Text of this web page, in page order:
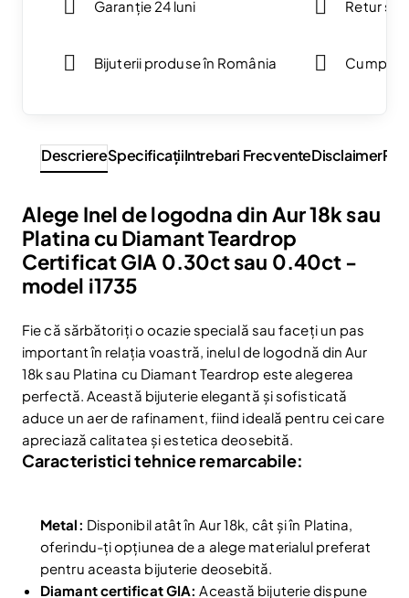
Garanție 24 luni
Bijuterii produse în România
Retur
DescriereSpecificaţiiIntrebari FrecventeDisclaimer
Alege Inel de logodna din Aur 18k sau
Platina cu Diamant Teardrop
Certificat GIA 0.30ct sau 0.40ct -
model i1735
Fie că sărbătoriți o ocazie specială sau faceți un pas
important în relația voastră, inelul de logodnă din Aur
18k sau Platina cu Diamant Teardrop este alegerea
perfectă. Această bijuterie elegantă și sofisticată
aduce un aer de rafinament, fiind ideală pentru cei care
apreciază calitatea și estetica deosebită.
Caracteristici tehnice remarcabile:
Metal: Disponibil atât în Aur 18k, cât și în Platina,
oferindu-ți opțiunea de a alege materialul preferat
pentru aceasta bijuterie deosebită.
Diamant certificat GIA: Această bijuterie dispune